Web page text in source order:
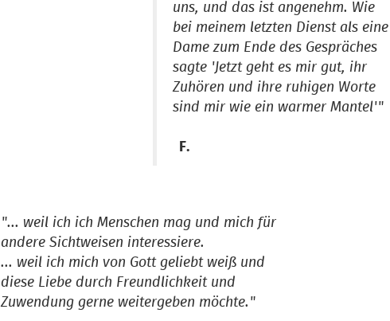
uns, und das ist angenehm. Wie
bei meinem letzten Dienst als eine
Dame zum Ende des Gespräches
sagte 'Jetzt geht es mir gut, ihr
Zuhören und ihre ruhigen Worte
sind mir wie ein warmer Mantel'"
F.
"... weil ich ich Menschen mag und mich für
andere Sichtweisen interessiere.
... weil ich mich von Gott geliebt weiß und
diese Liebe durch Freundlichkeit und
Zuwendung gerne weitergeben möchte."